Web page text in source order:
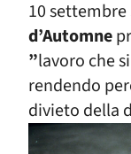
10
d’Automne
”lavoro che
rendendo
divieto della